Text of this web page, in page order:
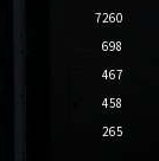
7260
698
467
458
265